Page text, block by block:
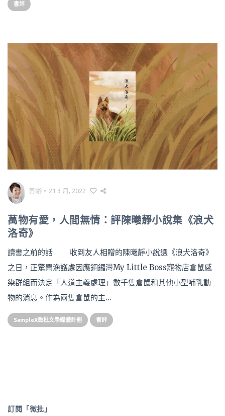
書評
黃峪 • 21 3 月, 2022
萬物有愛，人間無情：評陳曦靜小說集《浪犬
洛奇》
讀書之前的話 收到友人相贈的陳曦靜小說選《浪犬洛奇》
之日，正驚聞漁護處因應銅鑼灣My Little Boss寵物店倉鼠感
染群組而決定「人道主義處理」數千隻倉鼠和其他小型哺乳動
物的消息。作為兩隻倉鼠的主…
SampleX微批文學媒體計劃 書評
訂閱「微批」